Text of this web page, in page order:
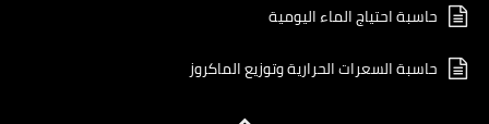
حاسبة احتياج الماء اليومية
حاسبة السعرات الحرارية وتوزيع الماكروز